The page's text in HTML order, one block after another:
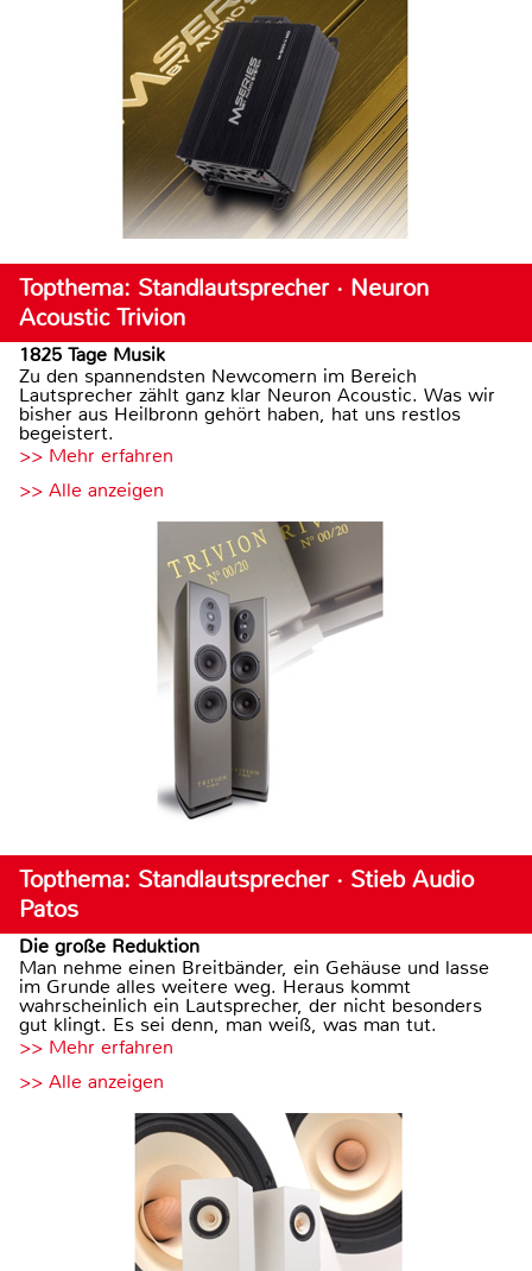
Topthema: Standlautsprecher · Neuron
Acoustic Trivion
1825 Tage Musik
Zu den spannendsten Newcomern im Bereich
Lautsprecher zählt ganz klar Neuron Acoustic. Was wir
bisher aus Heilbronn gehört haben, hat uns restlos
begeistert.
>> Mehr erfahren
>> Alle anzeigen
Topthema: Standlautsprecher · Stieb Audio
Patos
Die große Reduktion
Man nehme einen Breitbänder, ein Gehäuse und lasse
im Grunde alles weitere weg. Heraus kommt
wahrscheinlich ein Lautsprecher, der nicht besonders
gut klingt. Es sei denn, man weiß, was man tut.
>> Mehr erfahren
>> Alle anzeigen